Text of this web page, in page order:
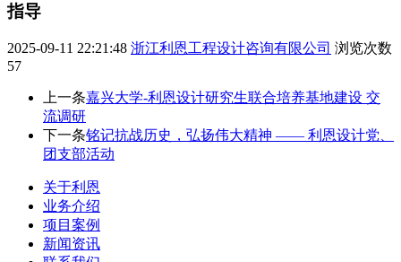
指导
2025-09-11 22:21:48 浙江利恩工程设计咨询有限公司 浏览次数
57
上一条嘉兴大学-利恩设计研究生联合培养基地建设 交
流调研
下一条铭记抗战历史，弘扬伟大精神 —— 利恩设计党、
团支部活动
关于利恩
业务介绍
项目案例
新闻资讯